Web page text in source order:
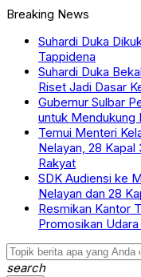
Breaking News
Suhardi Duka
Tappidena
Suhardi Duka
Riset Jadi Dasar
Gubernur Sulbar
untuk Mendukung
Temui Menteri
Nelayan, 28
Rakyat
SDK Audiensi ke
Nelayan dan 28
Resmikan Kantor
Promosikan
search